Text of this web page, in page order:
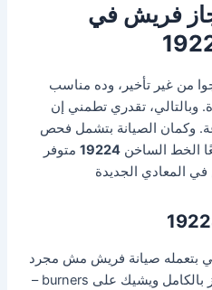
فريش في
من غير تأخير، وده مناسب
وبالتالي، تقدري تطمني إن
وكمان الصيانة بتشمل فحص
الخط الساخن19224 متوفر
المعادي الجديدة
بتعمله صيانة فريش مش مجرد
نظرة سريعة. الفني بيفتح الجهاز بالكامل ويشيك على burners –